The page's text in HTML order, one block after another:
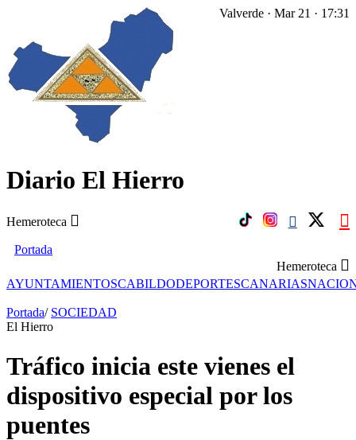
Diario El Hierro
Hemeroteca
Valverde · Mar 21 · 17:31
Portada
Hemeroteca
AYUNTAMIENTOSCABILDODEPORTESCANARIAS
Portada/ SOCIEDAD
El Hierro
Tráfico inicia este vienes el
dispositivo especial por los
puentes